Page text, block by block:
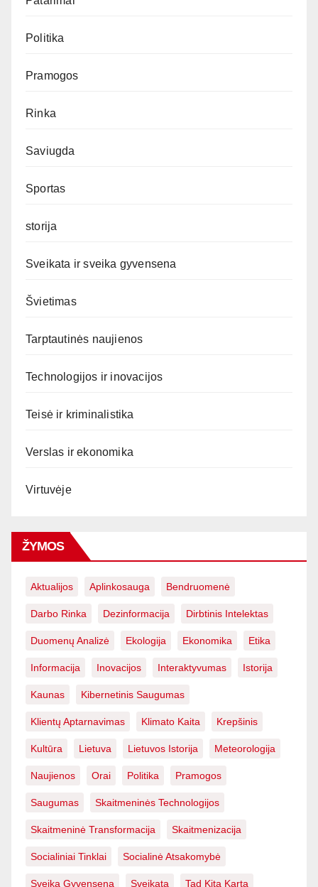
Politika
Pramogos
Rinka
Saviugda
Sportas
storija
Sveikata ir sveika gyvensena
Švietimas
Tarptautinės naujienos
Technologijos ir inovacijos
Teisė ir kriminalistika
Verslas ir ekonomika
Virtuvėje
ŽYMOS
Aktualijos Aplinkosauga Bendruomenė
Darbo Rinka Dezinformacija Dirbtinis Intelektas
Duomenų Analizė Ekologija Ekonomika Etika
Informacija Inovacijos Interaktyvumas Istorija
Kaunas Kibernetinis Saugumas
Klientų Aptarnavimas Klimato Kaita Krepšinis
Kultūra Lietuva Lietuvos Istorija Meteorologija
Naujienos Orai Politika Pramogos
Saugumas Skaitmeninės Technologijos
Skaitmeninė Transformacija Skaitmenizacija
Socialiniai Tinklai Socialinė Atsakomybė
Sveika Gyvensena Sveikata Tad Kitą Kartą